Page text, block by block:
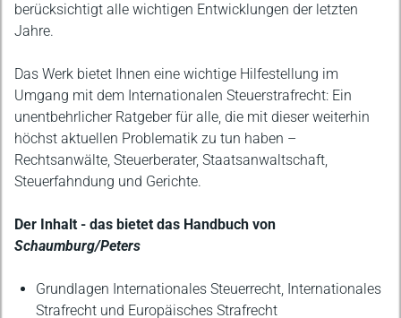
berücksichtigt alle wichtigen Entwicklungen der letzten
Jahre.
Das Werk bietet Ihnen eine wichtige Hilfestellung im
Umgang mit dem Internationalen Steuerstrafrecht: Ein
unentbehrlicher Ratgeber für alle, die mit dieser weiterhin
höchst aktuellen Problematik zu tun haben –
Rechtsanwälte, Steuerberater, Staatsanwaltschaft,
Steuerfahndung und Gerichte.
Der Inhalt - das bietet das Handbuch von
Schaumburg/Peters
Grundlagen Internationales Steuerrecht, Internationales
Strafrecht und Europäisches Strafrecht